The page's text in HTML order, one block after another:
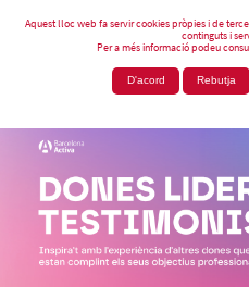
Aquest lloc web fa servir cookies pròpies i de
continguts i
Per a més informació podeu
D'acord Rebutja